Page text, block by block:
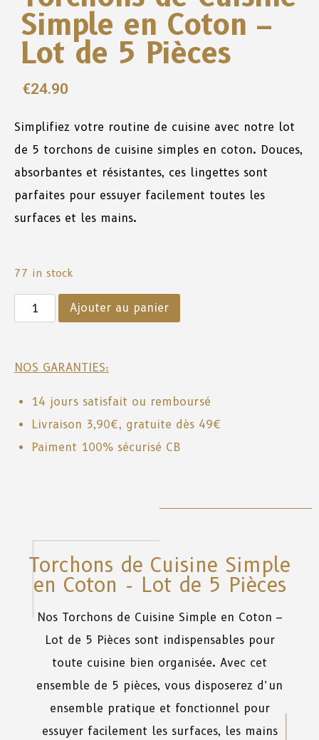
Simple en Coton –
Lot de 5 Pièces
€24.90
Simplifiez votre routine de cuisine avec notre lot
de 5 torchons de cuisine simples en coton. Douces,
absorbantes et résistantes, ces lingettes sont
parfaites pour essuyer facilement toutes les
surfaces et les mains.
77 in stock
Ajouter au panier
NOS GARANTIES:
14 jours satisfait ou remboursé
Livraison 3,90€, gratuite dès 49€
Paiment 100% sécurisé CB
Torchons de Cuisine Simple
en Coton - Lot de 5 Pièces
NosTorchons de Cuisine Simple en Coton –
Lot de 5 Pièces sont indispensables pour
toute cuisine bien organisée. Avec cet
ensemble de 5 pièces, vous disposerez d’un
ensemble pratique et fonctionnel pour
essuyer facilement les surfaces, les mains